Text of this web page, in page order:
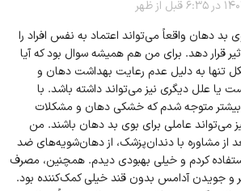
بد دهان واقعاً می‌تواند اعتماد به نفس افراد را
قرار دهد. برای من هم همیشه سوال بود که آیا
تنها به دلیل عدم رعایت بهداشت دهان و
یا علل دیگری نیز می‌تواند داشته باشد. با
بیشتر متوجه شدم که خشکی دهان و مشکلات
می‌تواند عاملی برای بوی بد دهان باشند. من
از مشاوره با دندان‌پزشک، از دهان‌شویه‌های ضد
کردم و خیلی بهبودی دیدم. همچنین، مصرف
و جویدن آدامس بدون قند خیلی کمک‌کننده بود.